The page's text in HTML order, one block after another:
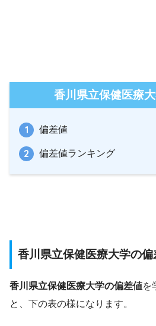
香川県立保健医療
偏差値
偏差値ランキング
香川県立保健医療大学の偏
香川県立保健医療大学の偏差値を
と、下の表の様になります。